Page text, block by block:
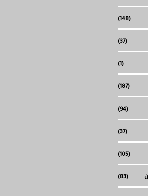
(148)
(37)
(1)
(187)
(94)
(37)
(105)
(83)